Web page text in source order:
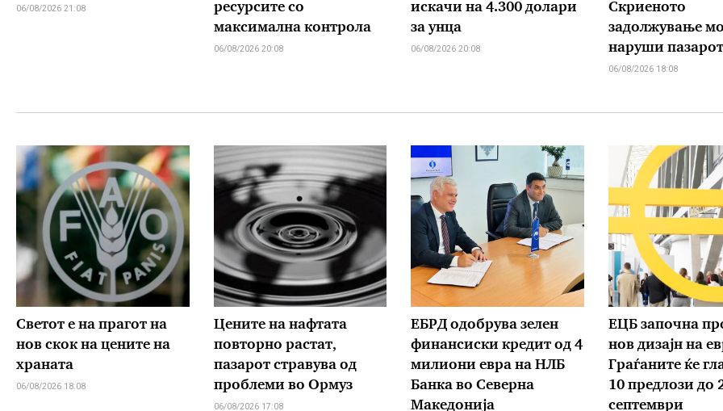
06/08/2026 21:08
ресурсите со
максимална контрола
06/08/2026 20:08
искачи на 4.300 долари
за унца
06/08/2026 20:08
Скриеното
задолжување
наруши пазарот
06/08/2026 18:08
Светот е на прагот на
нов скок на цените на
храната
06/08/2026 18:08
Цените на нафтата
повторно растат,
пазарот стравува од
проблеми во Ормуз
06/08/2026 17:08
ЕБРД одобрува зелен
финансиски кредит од 4
милиони евра на НЛБ
Банка во Северна
Македонија
ЕЦБ започна
нов дизајн на
Граѓаните ќе
10 предлози до
септември